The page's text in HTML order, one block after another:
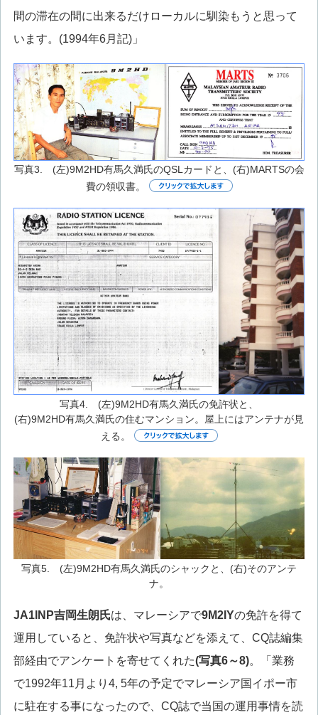
間の滞在の間に出来るだけローカルに馴染もうと思って
います。(1994年6月記)」
写真3. (左)9M2HD有馬久満氏のQSLカードと、(右)MARTSの会
費の領収書。
写真4. (左)9M2HD有馬久満氏の免許状と、
(右)9M2HD有馬久満氏の住むマンション。屋上にはアンテナが見
える。
写真5. (左)9M2HD有馬久満氏のシャックと、(右)そのアンテ
ナ。
JA1INP吉岡生朗氏は、マレーシアで9M2IYの免許を得て
運用していると、免許状や写真などを添えて、CQ誌編集
部経由でアンケートを寄せてくれた(写真6～8)。「業務
で1992年11月より4, 5年の予定でマレーシア国イポー市
に駐在する事になったので、CQ誌で当国の運用事情を読